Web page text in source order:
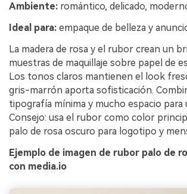
Ambiente: romántico, delicado,
Ideal para: empaque de belleza y
La madera de rosa y el rubor crean un
muestras de maquillaje sobre papel de
Los tonos claros mantienen el look
gris-marrón aporta sofisticación.
tipografía mínima y mucho espacio para
Consejo: usa el rubor como color
palo de rosa oscuro para logotipo y
Ejemplo de imagen de rubor palo de
con media.io